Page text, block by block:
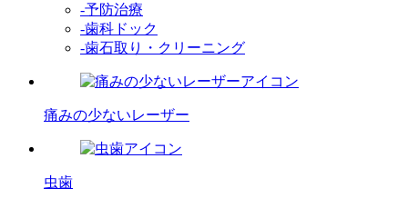
-予防治療
-歯科ドック
-歯石取り・クリーニング
痛みの少ないレーザー
虫歯